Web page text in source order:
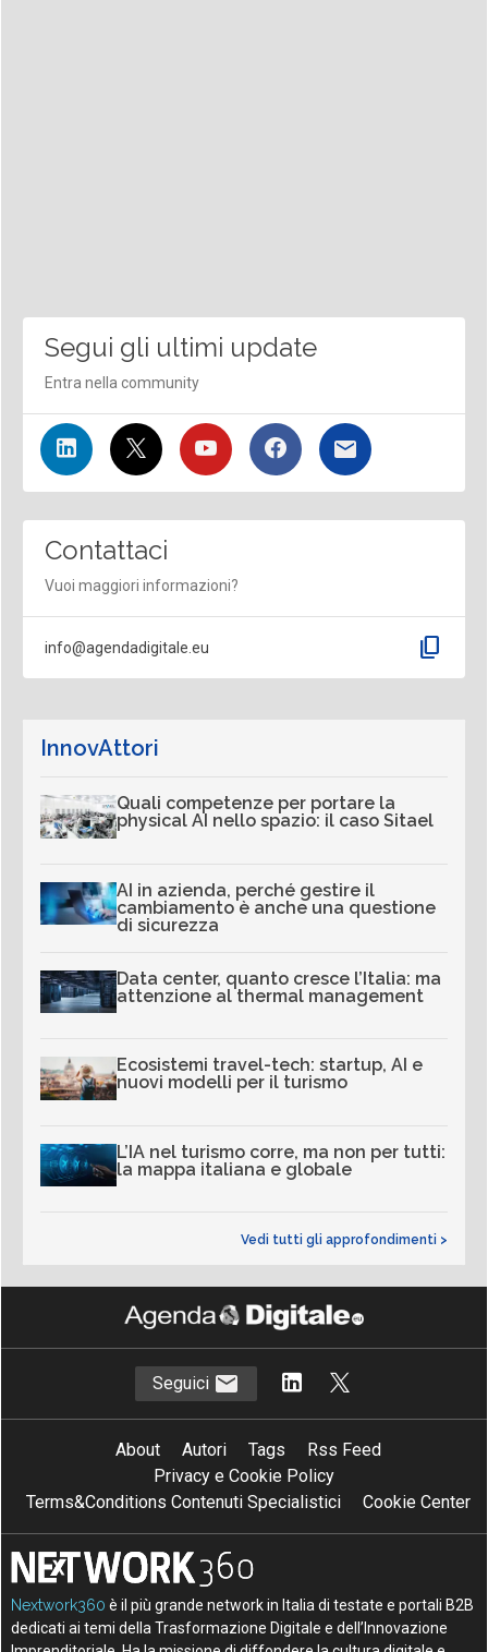
Segui gli ultimi update
Entra nella community
Contattaci
Vuoi maggiori informazioni?
info@agendadigitale.eu content_copy
InnovAttori
Quali competenze per portare la
physical AI nello spazio: il caso Sitael
AI in azienda, perché gestire il
cambiamento è anche una questione
di sicurezza
Data center, quanto cresce l’Italia: ma
attenzione al thermal management
Ecosistemi travel-tech: startup, AI e
nuovi modelli per il turismo
L’IA nel turismo corre, ma non per tutti:
la mappa italiana e globale
Vedi tutti gli approfondimenti >
Seguici
About Autori Tags
Rss Feed
Privacy e Cookie Policy
Terms&Conditions Contenuti Specialistici
Cookie Center
Nextwork360 è il più grande network in Italia di testate e portali B2B
dedicati ai temi della Trasformazione Digitale e dell’Innovazione